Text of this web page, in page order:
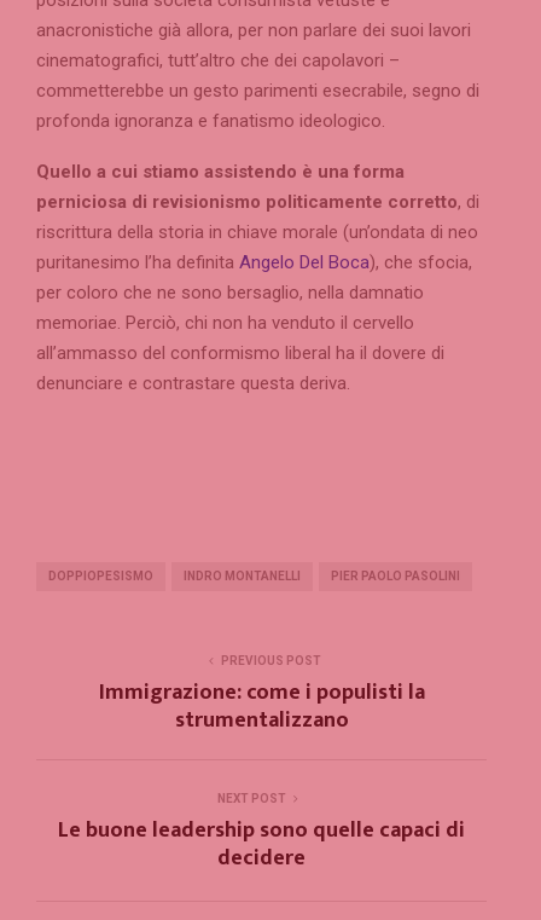
anacronistiche già allora, per non parlare dei suoi lavori
cinematografici, tutt’altro che dei capolavori –
commetterebbe un gesto parimenti esecrabile, segno di
profonda ignoranza e fanatismo ideologico.
Quello a cui stiamo assistendo è una forma
perniciosa di revisionismo politicamente corretto, di
riscrittura della storia in chiave morale (un’ondata di neo
puritanesimo l’ha definita Angelo Del Boca), che sfocia,
per coloro che ne sono bersaglio, nella damnatio
memoriae. Perciò, chi non ha venduto il cervello
all’ammasso del conformismo liberal ha il dovere di
denunciare e contrastare questa deriva.
DOPPIOPESISMO INDRO MONTANELLI PIER PAOLO PASOLINI
PREVIOUS POST
Immigrazione: come i populisti la
strumentalizzano
NEXT POST
Le buone leadership sono quelle capaci di
decidere